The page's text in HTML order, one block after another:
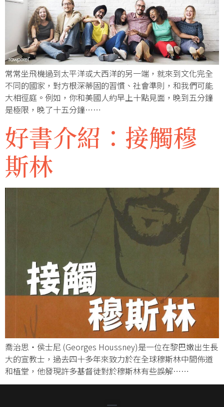
常常坐飛機過到太平洋或大西洋的另一端，就來到文化完全
不同的國家，對方根深蒂固的習慣、社會準則，和我們可能
大相徑庭。例如，你和美國人約早上十點見面，晚到五分鐘
是極限，晚了十五分鐘……
好書介紹：接觸穆
斯林
喬治思・侯士尼 (Georges Houssney)是一位在黎巴嫩出生長
大的宣教士，過去四十多年來致力於在全球穆斯林中間佈道
和植堂，他發現許多基督徒對於穆斯林有些誤解……